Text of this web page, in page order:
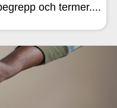
och termer....